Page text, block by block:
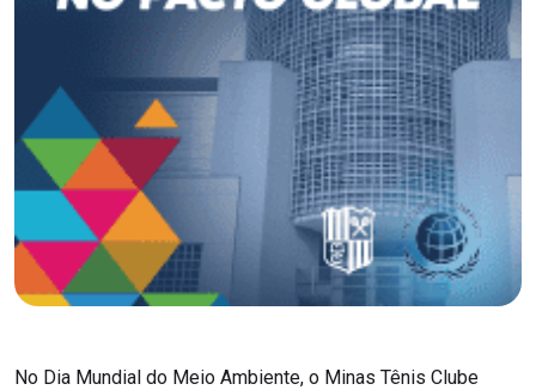
No Dia Mundial do Meio Ambiente, o Minas Tênis Clube